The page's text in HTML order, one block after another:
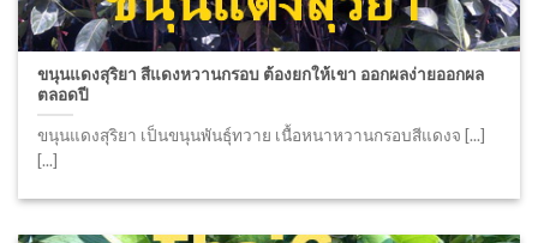
ขนุนแดงสุริยา สีแดงหวานกรอบ ต้องยกให้เขา ออกผลง่ายออกผล
ตลอดปี
ขนุนแดงสุริยา เป็นขนุนพันธุ์ทวาย เนื้อหนาหวานกรอบสีแดงจ [...]
[...]